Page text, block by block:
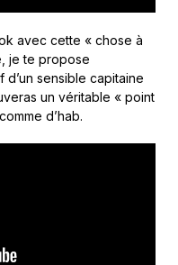
avec cette « chose à
je te propose
d’un sensible capitaine
un véritable « point
d’hab.